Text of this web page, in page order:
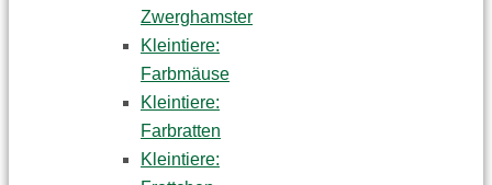
Zwerghamster
Kleintiere:
Farbmäuse
Kleintiere:
Farbratten
Kleintiere: